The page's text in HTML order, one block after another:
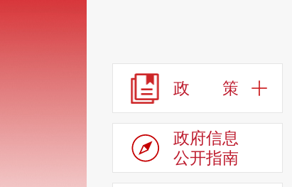
政 策
政府信息
公开指南